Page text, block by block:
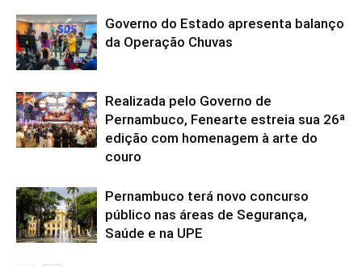
Governo do Estado apresenta balanço
da Operação Chuvas
Realizada pelo Governo de
Pernambuco, Fenearte estreia sua 26ª
edição com homenagem à arte do
couro
Pernambuco terá novo concurso
público nas áreas de Segurança,
Saúde e na UPE